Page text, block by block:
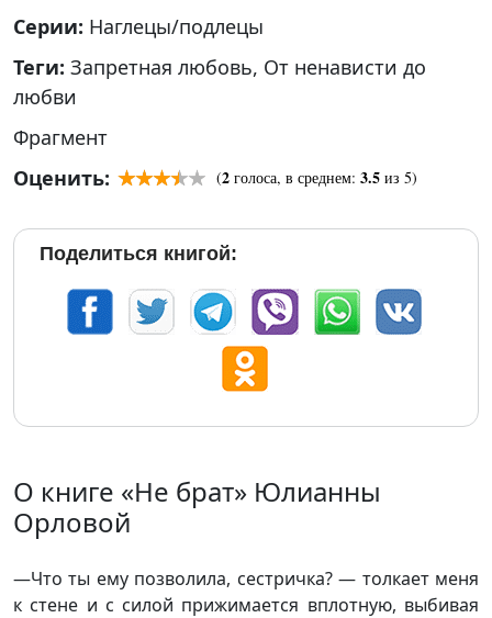
Серии: Наглецы/подлецы
Теги: Запретная любовь, От ненависти до
любви
Фрагмент
Оценить:
(2 голоса, в среднем: 3.5 из 5)
Поделиться книгой:
О книге «Не брат» Юлианны
Орловой
—Что ты ему позволила, сестричка? — толкает меня
к стене и с силой прижимается вплотную, выбивая